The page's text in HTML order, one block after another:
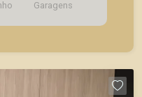
em
garagem. A
mesmo nos
de Ribeirão
Garagens